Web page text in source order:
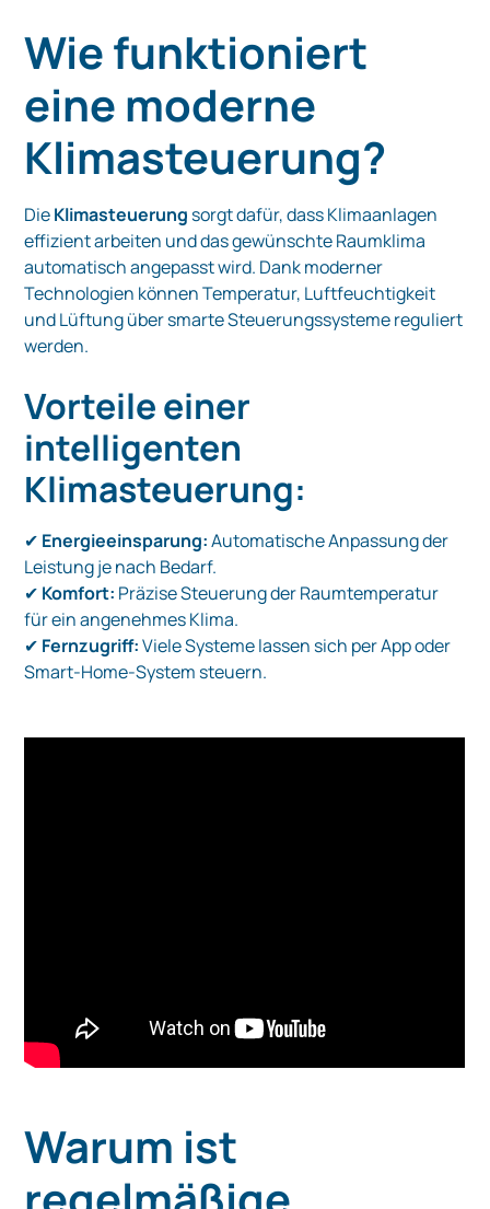
Wie funktioniert
eine moderne
Klimasteuerung?
DieKlimasteuerung sorgt dafür, dass Klimaanlagen
effizient arbeiten und das gewünschte Raumklima
automatisch angepasst wird. Dank moderner
Technologien können Temperatur, Luftfeuchtigkeit
und Lüftung über smarte Steuerungssysteme reguliert
werden.
Vorteile einer
intelligenten
Klimasteuerung:
✔ Energieeinsparung:Automatische Anpassung der
Leistung je nach Bedarf.
✔ Komfort: Präzise Steuerung der Raumtemperatur
für ein angenehmes Klima.
✔ Fernzugriff:Viele Systeme lassen sich per App oder
Smart-Home-System steuern.
Warum ist